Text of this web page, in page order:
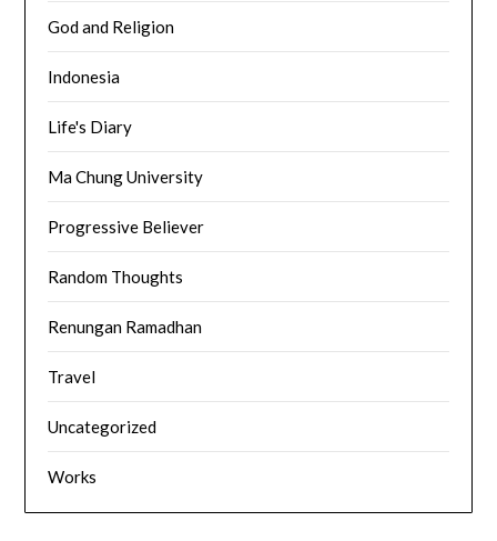
God and Religion
Indonesia
Life's Diary
Ma Chung University
Progressive Believer
Random Thoughts
Renungan Ramadhan
Travel
Uncategorized
Works